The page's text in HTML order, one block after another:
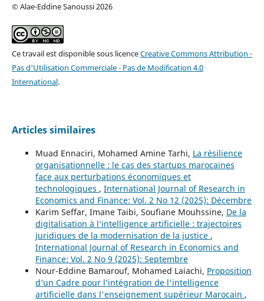
© Alae-Eddine Sanoussi 2026
Ce travail est disponible sous licenceCreative Commons Attribution -
Pas d'Utilisation Commerciale - Pas de Modification 4.0
International.
Articles similaires
Muad Ennaciri, Mohamed Amine Tarhi, La résilience
organisationnelle : le cas des startups marocaines
face aux perturbations économiques et
technologiques , International Journal of Research in
Economics and Finance: Vol. 2 No 12 (2025): Décembre
Karim Seffar, Imane Taibi, Soufiane Mouhssine, De la
digitalisation à l’intelligence artificielle : trajectoires
juridiques de la modernisation de la justice ,
International Journal of Research in Economics and
Finance: Vol. 2 No 9 (2025): Septembre
Nour-Eddine Bamarouf, Mohamed Laiachi, Proposition
d’un Cadre pour l’intégration de l'intelligence
artificielle dans l'enseignement supérieur Marocain ,